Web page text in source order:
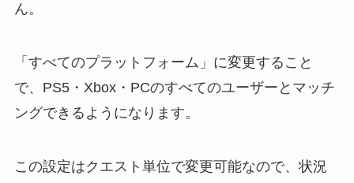
ん。
「すべてのプラットフォーム」に変更すること
で、PS5・Xbox・PCのすべてのユーザーとマッチ
ングできるようになります。
この設定はクエスト単位で変更可能なので、状況